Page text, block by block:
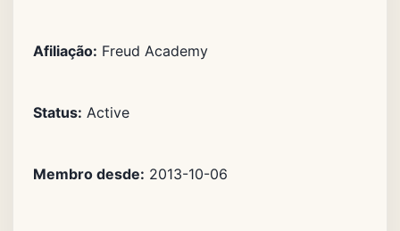
Afiliação: Freud Academy
Status: Active
Membro desde: 2013-10-06